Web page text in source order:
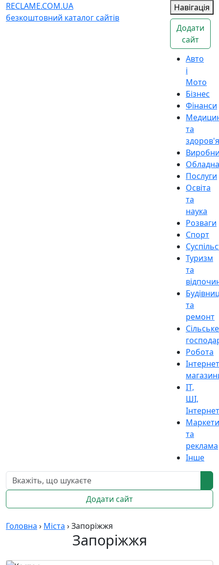
RECLAME.COM.UA
безкоштовний каталог сайтів
Навігація
Додати
сайт
Авто
і
Мото
Бізнес
Фінанси
та
здоров'я
Послуги
Освіта
та
наука
Розваги
Спорт
Туризм
та
та
ремонт
Сільське
Робота
Інтернет
ІТ,
ШІ,
Інтернет
та
реклама
Інше
Додати сайт
Головна › Міста ›Запоріжжя
Запоріжжя